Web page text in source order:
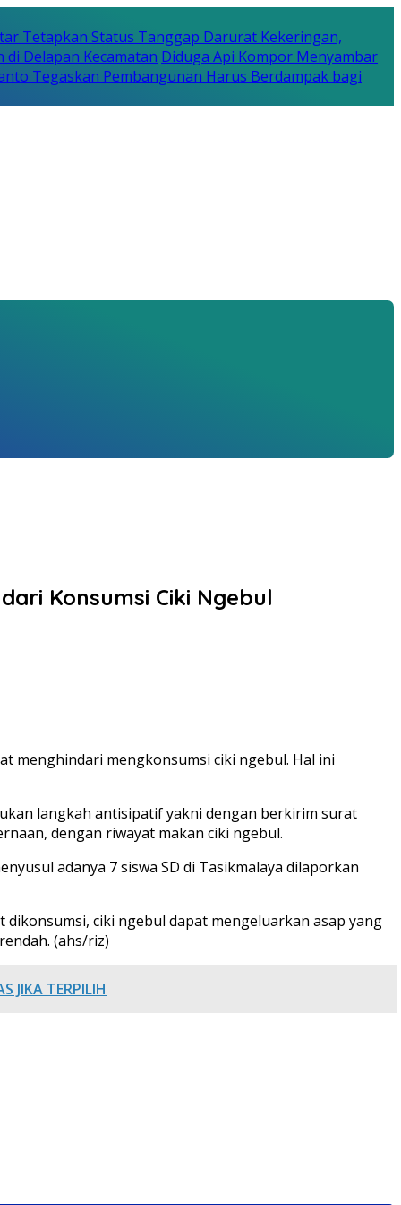
Tetapkan Status Tanggap Darurat Kekeringan,
Delapan Kecamatan Diduga Api Kompor Menyambar
Tegaskan Pembangunan Harus Berdampak bagi
Konsumsi Ciki Ngebul
menghindari mengkonsumsi ciki ngebul. Hal ini
langkah antisipatif yakni dengan berkirim surat
dengan riwayat makan ciki ngebul.
adanya 7 siswa SD di Tasikmalaya dilaporkan
ciki ngebul dapat mengeluarkan asap yang
(ahs/riz)
JIKA TERPILIH